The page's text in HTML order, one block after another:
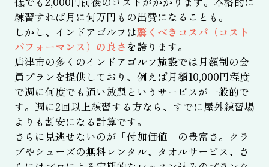
練習すれば月に何万円もの出費になることも。
しかし、インドアゴルフは驚くべきコスパ（コスト
パフォーマンス）の良さ を誇ります。
唐津市の多くのインドアゴルフ施設では月額制の会
員プランを提供しており、例えば月額10,000円程度
で週に何度でも通い放題というサービスが一般的で
す。週に2回以上練習する方なら、すでに屋外練習場
よりも割安になる計算です。
さらに見逃せないのが「付加価値」の豊富さ。クラ
ブやシューズの無料レンタル、タオルサービス、さ